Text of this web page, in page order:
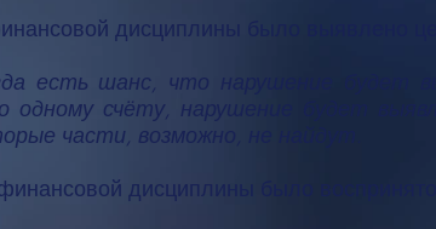
дисциплины было выявлено
есть шанс, что нарушение будет
одному счёту, нарушение будет
части, возможно, не найдут.
дисциплины было воспринято